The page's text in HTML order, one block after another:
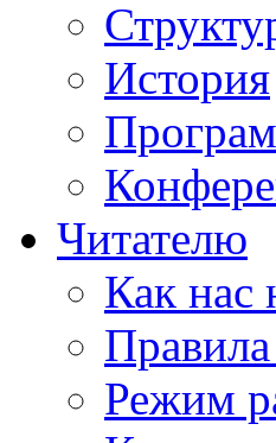
История
Читателю
Как нас
Режим